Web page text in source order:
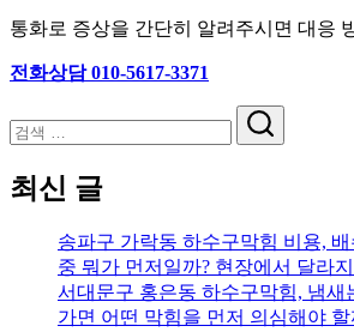
통화로 증상을 간단히 알려주시면 대응
전화상담 010-5617-3371
검
최신 글
송파구 가락동 하수구막힘 비용,
중 뭐가 먼저일까? 현장에서 달라
서대문구 홍은동 하수구막힘, 냄새
가면 어떤 막힘을 먼저 의심해야 할